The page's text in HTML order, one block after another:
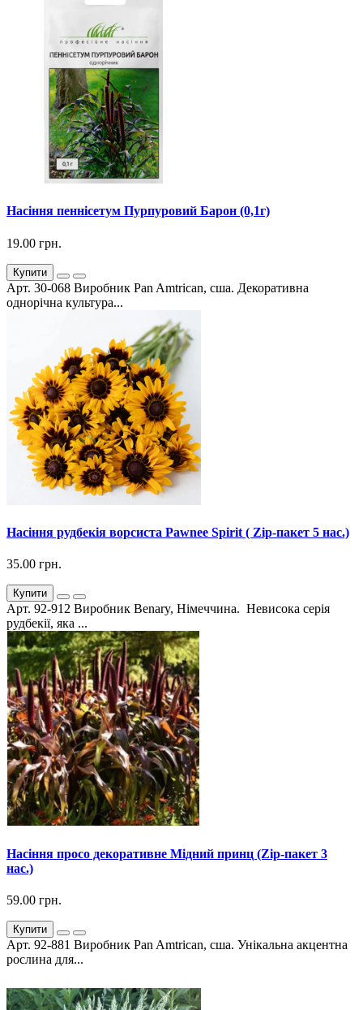
Насіння пеннісетум Пурпуровий Барон (0,1г)
19.00 грн.
Купити
Арт. 30-068 Виробник Pan Amtrican, сша. Декоративна
однорічна культура...
Насіння рудбекія ворсиста Pawnee Spirit ( Zip-пакет 5 нас.)
35.00 грн.
Купити
Арт. 92-912 Виробник Benary, Німеччина. Невисока серія
рудбекії, яка ...
Насіння просо декоративне Мідний принц (Zip-пакет 3
нас.)
59.00 грн.
Купити
Арт. 92-881 Виробник Pan Amtrican, сша. Унікальна акцентна
рослина для...